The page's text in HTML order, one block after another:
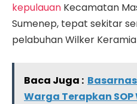
kepulauan Kecamatan
Sumenep, tepat sekitar
pelabuhan Wilker
Baca Juga :
Warga Terapkan